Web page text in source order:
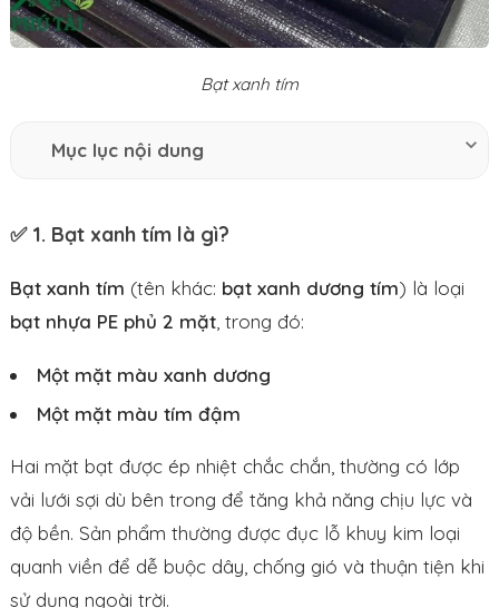
Bạt xanh tím
Mục lục nội dung
✅ 1. Bạt xanh tím là gì?
Bạt xanh tím (tên khác: bạt xanh dương tím) là loại
bạt nhựa PE phủ 2 mặt, trong đó:
Một mặt màu xanh dương
Một mặt màu tím đậm
Hai mặt bạt được ép nhiệt chắc chắn, thường có lớp
vải lưới sợi dù bên trong để tăng khả năng chịu lực và
độ bền. Sản phẩm thường được đục lỗ khuy kim loại
quanh viền để dễ buộc dây, chống gió và thuận tiện khi
sử dụng ngoài trời.